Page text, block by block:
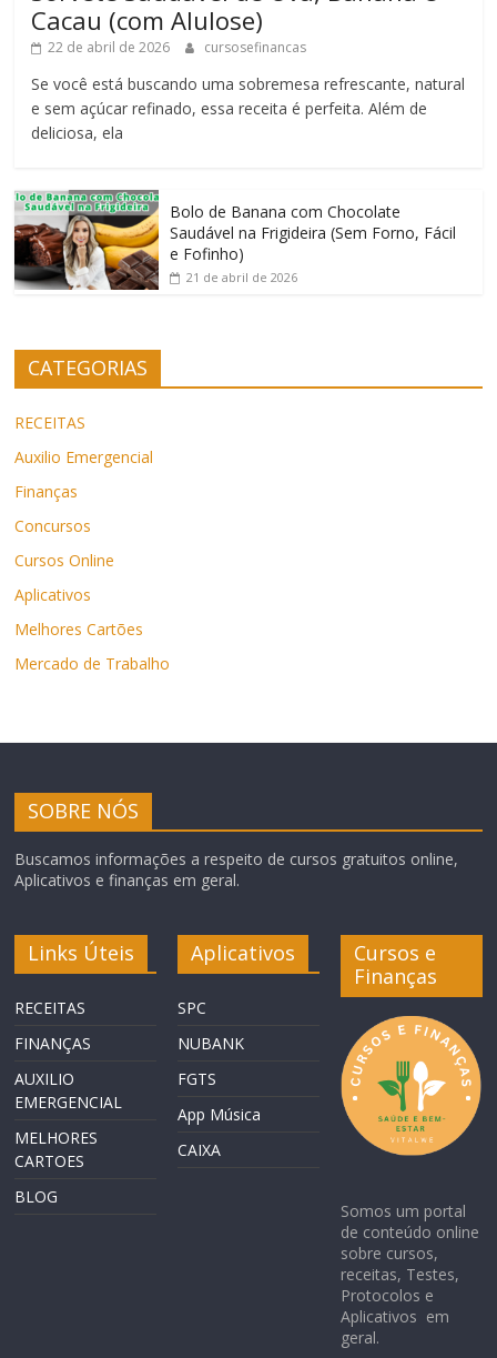
Cacau (com Alulose)
22 de abril de 2026 cursosefinancas
Se você está buscando uma sobremesa refrescante, natural
e sem açúcar refinado, essa receita é perfeita. Além de
deliciosa, ela
Bolo de Banana com Chocolate
Saudável na Frigideira (Sem Forno, Fácil
e Fofinho)
21 de abril de 2026
CATEGORIAS
RECEITAS
Auxilio Emergencial
Finanças
Concursos
Cursos Online
Aplicativos
Melhores Cartões
Mercado de Trabalho
SOBRE NÓS
Buscamos informações a respeito de cursos gratuitos online,
Aplicativos e finanças em geral.
Links Úteis
RECEITAS
FINANÇAS
AUXILIO
EMERGENCIAL
MELHORES
CARTOES
BLOG
Aplicativos
SPC
NUBANK
FGTS
App Música
CAIXA
Cursos e
Finanças
Somos um portal
de conteúdo online
sobre cursos,
receitas, Testes,
Protocolos e
Aplicativos em
geral.